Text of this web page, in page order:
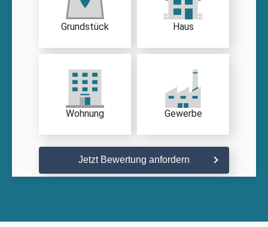
Grundstück Haus
Wohnung Gewerbe
Jetzt Bewertung anfordern